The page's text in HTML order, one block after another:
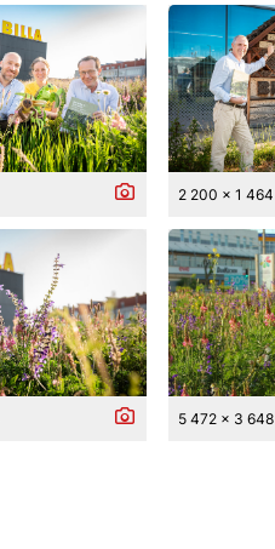
2 200 x 1 464
5 472 x 3 648